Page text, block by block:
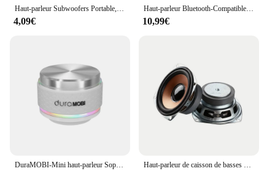
Haut-parleur Subwoofers Portable, Mini Touriste Interne, Basse Magnétique 16-Core, DIY BT Home Sound Theater, 1.5 ", 40mm, 4 ohm, 5W, 2Pcs par Lot
4,09€
Haut-parleur Bluetooth-Compatible5.3 portable Micro intégré Hautréusportables sans fil à clipser magnétiques avec sangle pour le cyclisme/la randonnée
10,99€
DuraMOBI-Mini haut-parleur Sophia à conduction sans fil, boîte de son avec BT magnétique, effets de lumière néon RVB, lecteur de musique, document Haut-parleur de caisson de basses carré, 4 ohms, 10W, 50 cœurs, magnétique, bronze, bassin, milieu de gamme, bricolage, Bluetooth, haut-parleur de basse, 3 pouces, 2 pièces par lot